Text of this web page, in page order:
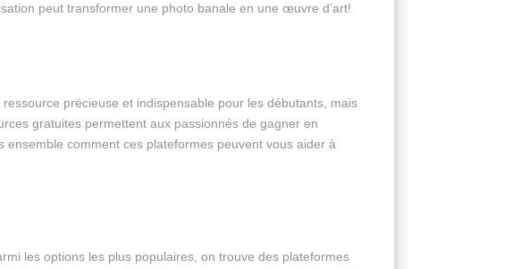
peut transformer une photo banale en une œuvre d’art!
précieuse et indispensable pour les débutants, mais
gratuites permettent aux passionnés de gagner en
comment ces plateformes peuvent vous aider à
les options les plus populaires, on trouve des plateformes